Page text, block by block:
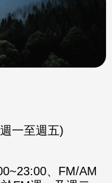
一至週五)
、FM/AM